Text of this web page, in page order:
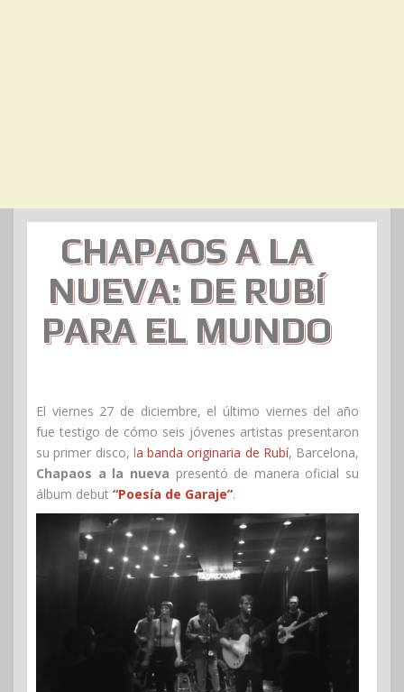
CHAPAOS A LA
NUEVA: DE RUBÍ
PARA EL MUNDO
El viernes 27 de diciembre, el último viernes del año
fue testigo de cómo seis jóvenes artistas presentaron
su primer disco, la banda originaria de Rubí, Barcelona,
Chapaos a la nueva presentó de manera oficial su
álbum debut “Poesía de Garaje”.